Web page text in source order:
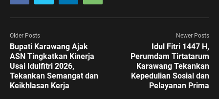
Older Posts
Bupati Karawang Ajak
ASN Tingkatkan Kinerja
Usai Idulfitri 2026,
Tekankan Semangat dan
Keikhlasan Kerja
Newer Posts
Idul Fitri 1447 H,
Perumdam Tirtatarum
Karawang Tekankan
Kepedulian Sosial dan
Pelayanan Prima